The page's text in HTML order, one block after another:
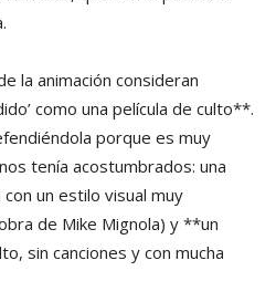
la animación consideran
como una película de culto**.
porque es muy
tenía acostumbrados: una
un estilo visual muy
de Mike Mignola) y **un
sin canciones y con mucha